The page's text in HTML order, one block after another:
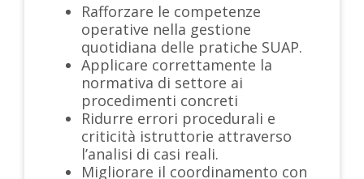
Rafforzare le competenze
operative nella gestione
quotidiana delle pratiche SUAP.
Applicare correttamente la
normativa di settore ai
procedimenti concreti
Ridurre errori procedurali e
criticità istruttorie attraverso
l’analisi di casi reali.
Migliorare il coordinamento con